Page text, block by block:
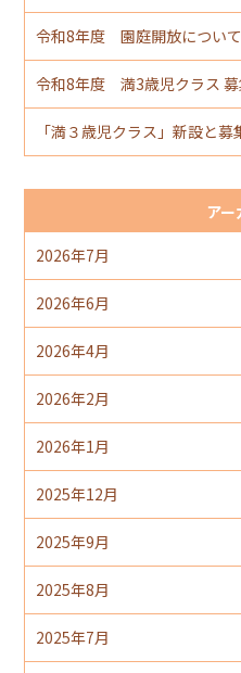
令和8年度 園庭開放について
令和8年度 満3歳児クラス 募
「満３歳児クラス」新設と
ア
2026年7月
2026年6月
2026年4月
2026年2月
2026年1月
2025年12月
2025年9月
2025年8月
2025年7月